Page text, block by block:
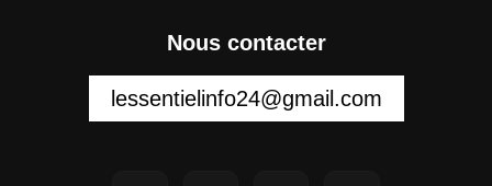
Nous contacter
lessentielinfo24@gmail.com